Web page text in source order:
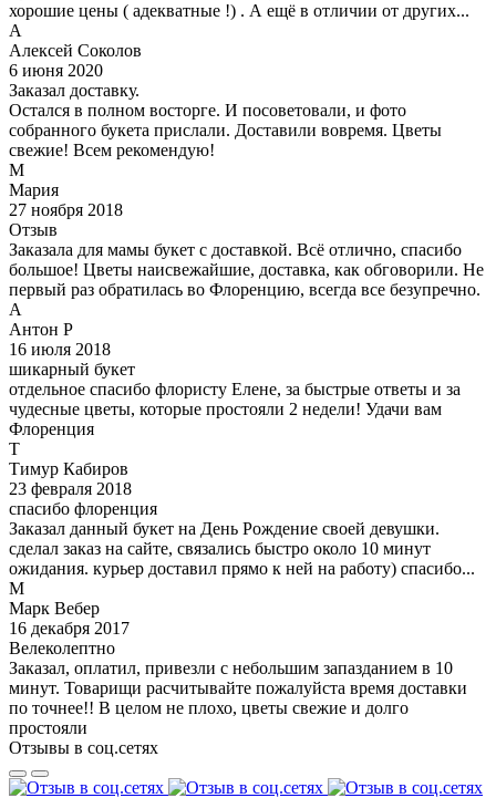
хорошие цены ( адекватные !) . А ещё в отличии от других...
А
Алексей Соколов
6 июня 2020
Заказал доставку.
Остался в полном восторге. И посоветовали, и фото
собранного букета прислали. Доставили вовремя. Цветы
свежие! Всем рекомендую!
М
Мария
27 ноября 2018
Отзыв
Заказала для мамы букет с доставкой. Всё отлично, спасибо
большое! Цветы наисвежайшие, доставка, как обговорили. Не
первый раз обратилась во Флоренцию, всегда все безупречно.
А
Антон Р
16 июля 2018
шикарный букет
отдельное спасибо флористу Елене, за быстрые ответы и за
чудесные цветы, которые простояли 2 недели! Удачи вам
Флоренция
Т
Тимур Кабиров
23 февраля 2018
спасибо флоренция
Заказал данный букет на День Рождение своей девушки.
сделал заказ на сайте, связались быстро около 10 минут
ожидания. курьер доставил прямо к ней на работу) спасибо...
М
Марк Вебер
16 декабря 2017
Велеколептно
Заказал, оплатил, привезли с небольшим запазданием в 10
минут. Товарищи расчитывайте пожалуйста время доставки
по точнее!! В целом не плохо, цветы свежие и долго
простояли
Отзывы в соц.сетях